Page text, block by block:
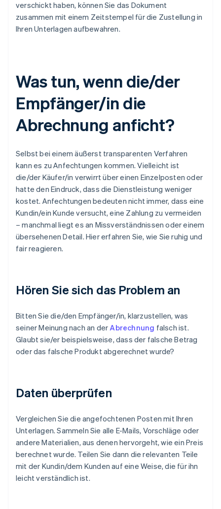
verschickt haben, können Sie das Dokument
zusammen mit einem Zeitstempel für die Zustellung in
Ihren Unterlagen aufbewahren.
Was tun, wenn die/der
Empfänger/in die
Abrechnung anficht?
Selbst bei einem äußerst transparenten Verfahren
kann es zu Anfechtungen kommen. Vielleicht ist
die/der Käufer/in verwirrt über einen Einzelposten oder
hatte den Eindruck, dass die Dienstleistung weniger
kostet. Anfechtungen bedeuten nicht immer, dass eine
Kundin/ein Kunde versucht, eine Zahlung zu vermeiden
– manchmal liegt es an Missverständnissen oder einem
übersehenen Detail. Hier erfahren Sie, wie Sie ruhig und
fair reagieren.
Hören Sie sich das Problem an
Bitten Sie die/den Empfänger/in, klarzustellen, was
seiner Meinung nach an derAbrechnung falsch ist.
Glaubt sie/er beispielsweise, dass der falsche Betrag
oder das falsche Produkt abgerechnet wurde?
Daten überprüfen
Vergleichen Sie die angefochtenen Posten mit Ihren
Unterlagen. Sammeln Sie alle E-Mails, Vorschläge oder
andere Materialien, aus denen hervorgeht, wie ein Preis
berechnet wurde. Teilen Sie dann die relevanten Teile
mit der Kundin/dem Kunden auf eine Weise, die für ihn
leicht verständlich ist.